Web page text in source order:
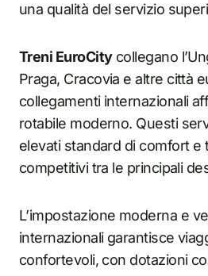
una qualità del servizio
Treni EuroCitycollegano
Praga, Cracovia e altre città
collegamenti internazionali
rotabile moderno. Questi
elevati standard di comfort e
competitivi tra le principali
L’impostazione moderna e
internazionali garantisce
confortevoli, con dotazioni